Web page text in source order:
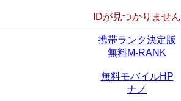
IDが見つかりません
携帯ランク決定版
無料M-RANK
無料モバイルHP
ナノ